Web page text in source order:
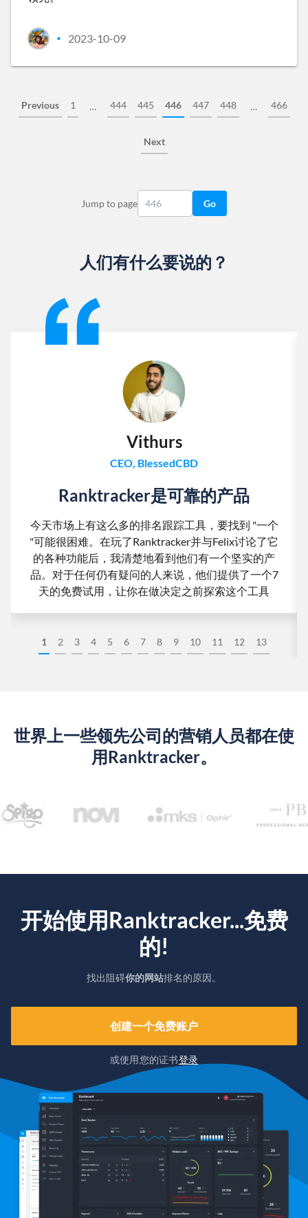
• 2023-10-09
Previous 1 … 444 445 446 447 448 … 466
Next
Jump to page Go
人们有什么要说的？
1 2 3 4 5 6 7 8 9 10 11 12 13
Vithurs
CEO, BlessedCBD
Ranktracker是可靠的产品
今天市场上有这么多的排名跟踪工具，要找到 "一个
"可能很困难。在玩了Ranktracker并与Felix讨论了它
的各种功能后，我清楚地看到他们有一个坚实的产
品。对于任何仍有疑问的人来说，他们提供了一个7
天的免费试用，让你在做决定之前探索这个工具
世界上一些领先公司的营销人员都在使
用Ranktracker。
开始使用Ranktracker...免费
的!
找出阻碍你的网站排名的原因。
创建一个免费账户
或使用您的证书登录